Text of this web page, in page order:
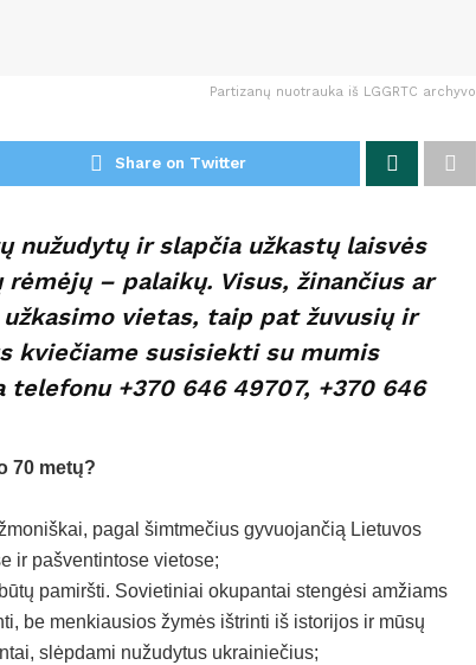
Partizanų nuotrauka iš LGGRTC archyvo
Share on Twitter
nužudytų ir slapčia užkastų laisvės
– palaikų. Visus, žinančius ar
vietas, taip pat žuvusių ir
kviečiame susisiekti su mumis
+370 646 49707, +370 646
70 metų?
pagal šimtmečius gyvuojančią Lietuvos
ir pašventintose vietose;
pamiršti. Sovietiniai okupantai stengėsi amžiams
be menkiausios žymės ištrinti iš istorijos ir mūsų
slėpdami nužudytus ukrainiečius;